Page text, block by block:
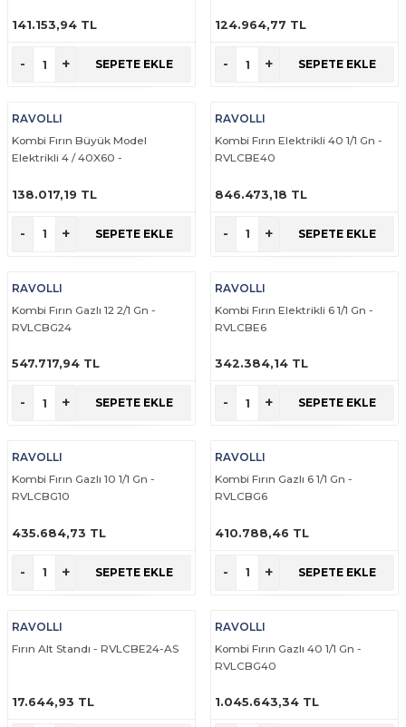
141.153,94 TL
- + SEPETE EKLE
124.964,77 TL
- + SEPETE EKLE
RAVOLLI
Kombi Fırın Büyük Model
Elektrikli 4 / 40X60 -
138.017,19 TL
- + SEPETE EKLE
RAVOLLI
Kombi Fırın Elektrikli 40 1/1 Gn -
RVLCBE40
846.473,18 TL
- + SEPETE EKLE
RAVOLLI
Kombi Fırın Gazlı 12 2/1 Gn -
RVLCBG24
547.717,94 TL
- + SEPETE EKLE
RAVOLLI
Kombi Fırın Elektrikli 6 1/1 Gn -
RVLCBE6
342.384,14 TL
- + SEPETE EKLE
RAVOLLI
Kombi Fırın Gazlı 10 1/1 Gn -
RVLCBG10
435.684,73 TL
- + SEPETE EKLE
RAVOLLI
Kombi Fırın Gazlı 6 1/1 Gn -
RVLCBG6
410.788,46 TL
- + SEPETE EKLE
RAVOLLI
Fırın Alt Standı - RVLCBE24-AS
17.644,93 TL
RAVOLLI
Kombi Fırın Gazlı 40 1/1 Gn -
RVLCBG40
1.045.643,34 TL